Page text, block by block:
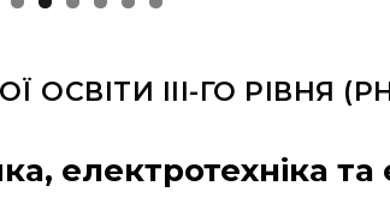
ОСВІТИ ІІІ-ГО РІВНЯ
електротехніка